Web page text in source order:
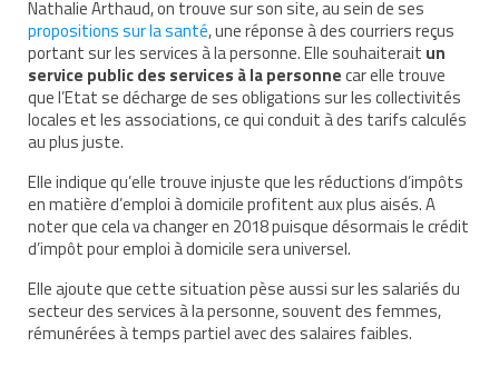
Aide aux démarches
Dossier MDPH
Projet de vie
Demande d’allocations
Taux de handicap et carte d’invalidité
Demande d’orientation
Demande d’AVS
Autres aides financières
Nathalie Arthaud, on trouve sur son site, au sein de ses
propositions sur la santé, une réponse à des courriers reçus
portant sur les services à la personne. Elle souhaiterait un
service public des services à la personnecar elle trouve
que l’Etat se décharge de ses obligations sur les collectivités
locales et les associations, ce qui conduit à des tarifs calculés
au plus juste.
Elle indique qu’elle trouve injuste que les réductions d’impôts
en matière d’emploi à domicile profitent aux plus aisés. A
noter que cela va changer en 2018 puisque désormais le crédit
d’impôt pour emploi à domicile sera universel.
Elle ajoute que cette situation pèse aussi sur les salariés du
secteur des services à la personne, souvent des femmes,
rémunérées à temps partiel avec des salaires faibles.